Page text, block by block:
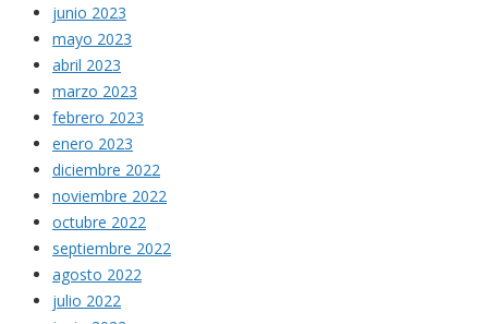
junio 2023
mayo 2023
abril 2023
marzo 2023
febrero 2023
enero 2023
diciembre 2022
noviembre 2022
octubre 2022
septiembre 2022
agosto 2022
julio 2022